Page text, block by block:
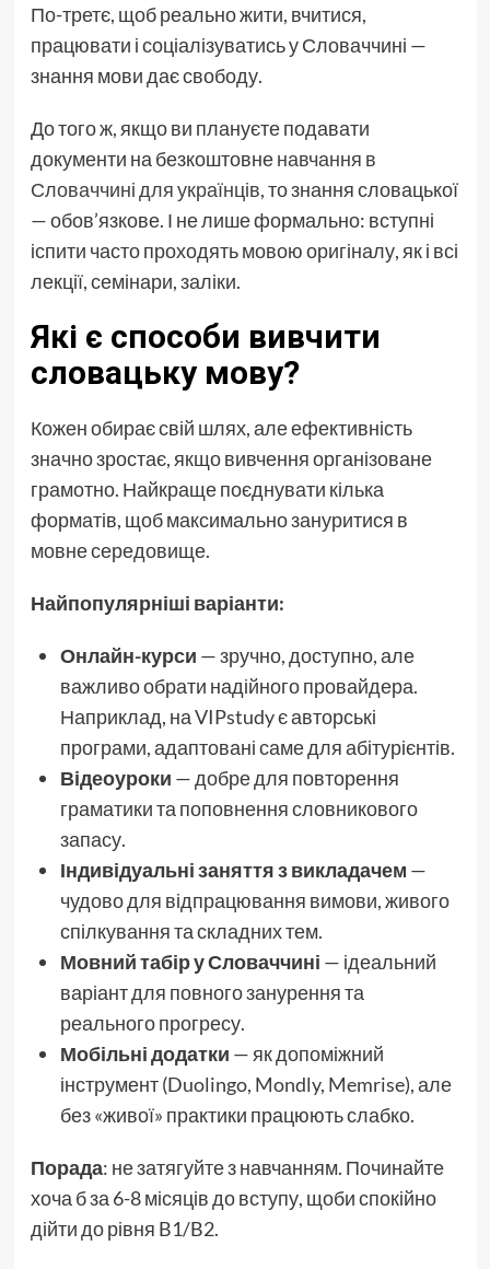
По-третє, щоб реально жити, вчитися,
працювати і соціалізуватись у Словаччині —
знання мови дає свободу.
До того ж, якщо ви плануєте подавати
документи на безкоштовненавчання в
Словаччині для українців, то знання словацької
— обов’язкове. І не лише формально: вступні
іспити часто проходять мовою оригіналу, як і всі
лекції, семінари, заліки.
Які є способи вивчити
словацьку мову?
Кожен обирає свій шлях, але ефективність
значно зростає, якщо вивчення організоване
грамотно. Найкраще поєднувати кілька
форматів, щоб максимально зануритися в
мовне середовище.
Найпопулярніші варіанти:
Онлайн-курси — зручно, доступно, але
важливо обрати надійного провайдера.
Наприклад, на VIPstudy є авторські
програми, адаптовані саме для абітурієнтів.
Відеоуроки — добре для повторення
граматики та поповнення словникового
запасу.
Індивідуальні заняття з викладачем —
чудово для відпрацювання вимови, живого
спілкування та складних тем.
Мовний табір у Словаччині — ідеальний
варіант для повного занурення та
реального прогресу.
Мобільні додатки — як допоміжний
інструмент (Duolingo, Mondly, Memrise), але
без «живої» практики працюють слабко.
Порада: не затягуйте з навчанням. Починайте
хоча б за 6-8 місяців до вступу, щоби спокійно
дійти до рівня B1/B2.